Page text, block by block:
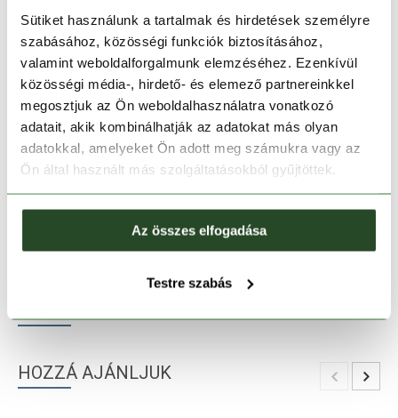
Sütiket használunk a tartalmak és hirdetések személyre
szabásához, közösségi funkciók biztosításához,
valamint weboldalforgalmunk elemzéséhez. Ezenkívül
közösségi média-, hirdető- és elemező partnereinkkel
megosztjuk az Ön weboldalhasználatra vonatkozó
adatait, akik kombinálhatják az adatokat más olyan
adatokkal, amelyeket Ön adott meg számukra vagy az
Ön által használt más szolgáltatásokból gyűjtöttek.
Az összes elfogadása
Testre szabás
Kosárba teszem
Melyik üzletben elérhető|Foglalás
30 napos visszaküldés
1-2 munkanapos szállítás
HOZZÁ AJÁNLJUK